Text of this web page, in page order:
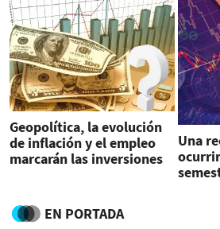
Geopolítica, la evolución
de inflación y el empleo
marcarán las inversiones
Una
EN PORTADA